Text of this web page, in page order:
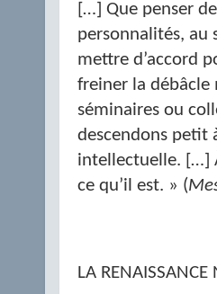
[…] Que penser
personnalités, au
mettre d’accord
freiner la débâcle
séminaires ou
descendons petit
intellectuelle. […]
ce qu’il est. » (
LA RENAISSANCE